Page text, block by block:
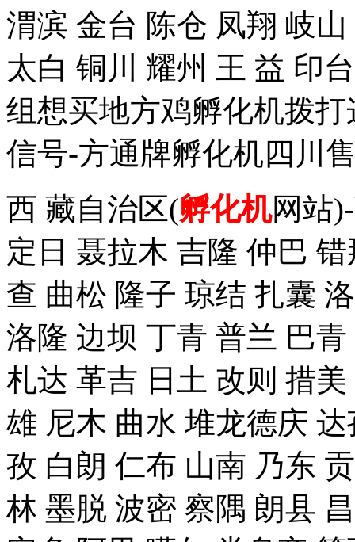
渭滨 金台 陈仓 凤翔 岐
太白 铜川 耀州 王 益 印
组想买地方鸡孵化机拨打
信号-方通牌孵化机四川
西 藏自治区(孵化机网站
定日 聂拉木 吉隆 仲巴
查 曲松 隆子 琼结 扎囊
洛隆 边坝 丁青 普兰 巴
札达 革吉 日土 改则 措
雄 尼木 曲水 堆龙德庆
孜 白朗 仁布 山南 乃东
林 墨脱 波密 察隅 朗县